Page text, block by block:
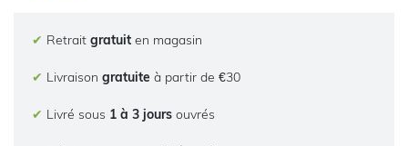
✔ Retrait gratuit en magasin
✔ Livraison gratuite à partir de €30
✔ Livré sous 1 à 3 jours ouvrés